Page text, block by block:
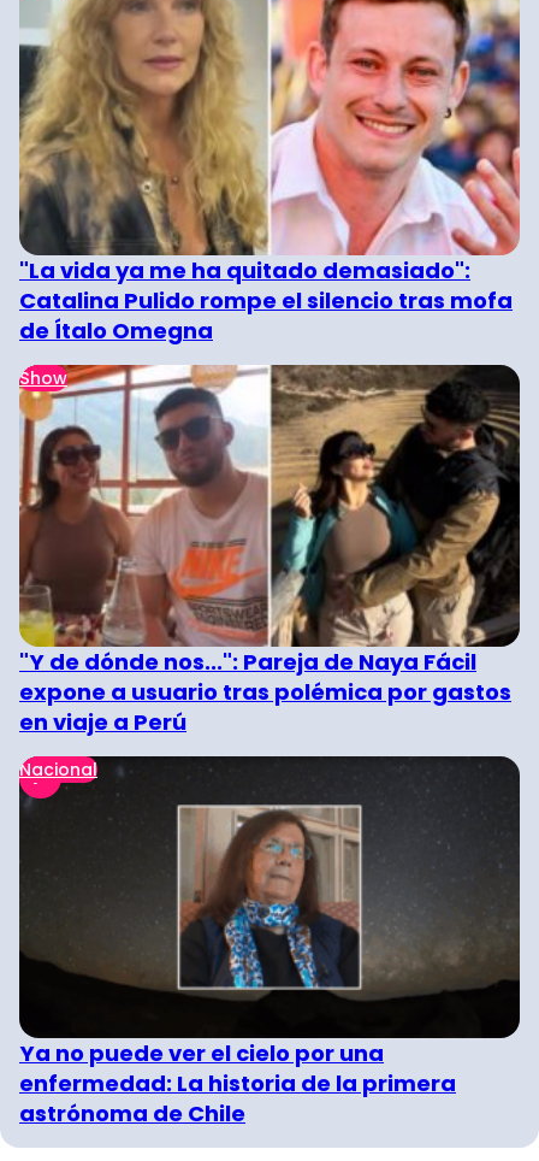
"La vida ya me ha quitado demasiado":
Catalina Pulido rompe el silencio tras mofa
de Ítalo Omegna
Show
"Y de dónde nos...": Pareja de Naya Fácil
expone a usuario tras polémica por gastos
en viaje a Perú
Nacional
Ya no puede ver el cielo por una
enfermedad: La historia de la primera
astrónoma de Chile